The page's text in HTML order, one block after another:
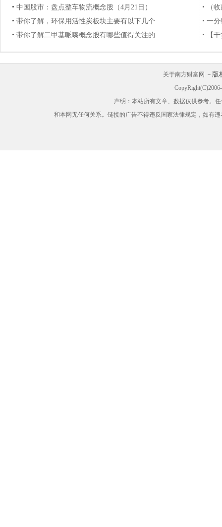
中国股市：盘点整车物流概念股（4月21日）
带你了解，环保用活性炭板块主要有以下几个
带你了解二甲基哌嗪概念股有哪些值得关注的
（
一分
【
关于南方财富网 － 版
声明：本站所有文章、数据仅供参考。
和本网无任何关系。链接的广告不得违反国家法律规定，如有